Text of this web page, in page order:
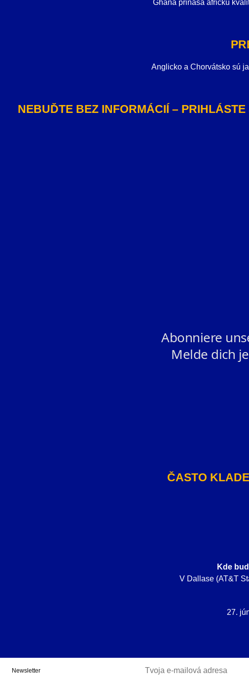
Ghana prináša africkú
Anglicko a Chorvátsko sú
NEBUĎTE BEZ INFORMÁCIÍ –
ČASTO
Kde
V Dallase (AT&T
27.
Newsletter